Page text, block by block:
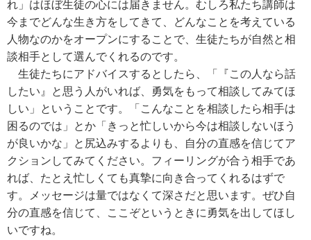
れ」はほぼ生徒の心には届きません。むしろ私たち講師は
今までどんな生き方をしてきて、どんなことを考えている
人物なのかをオープンにすることで、生徒たちが自然と相
談相手として選んでくれるのです。
生徒たちにアドバイスするとしたら、「『この人なら話
したい』と思う人がいれば、勇気をもって相談してみてほ
しい」ということです。「こんなことを相談したら相手は
困るのでは」とか「きっと忙しいから今は相談しないほう
が良いかな」と尻込みするよりも、自分の直感を信じてア
クションしてみてください。フィーリングが合う相手であ
れば、たとえ忙しくても真摯に向き合ってくれるはずで
す。メッセージは量ではなくて深さだと思います。ぜひ自
分の直感を信じて、ここぞというときに勇気を出してほし
いですね。